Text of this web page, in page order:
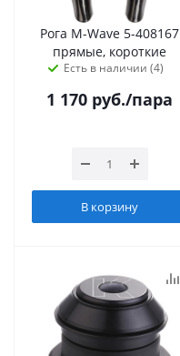
Рога M-Wave 5-408167
прямые, короткие
Есть в наличии (4)
1 170 руб./пара
В корзину